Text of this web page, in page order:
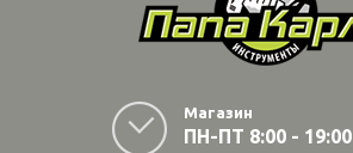
Магазин
ПН-ПТ 8:00 - 19:00